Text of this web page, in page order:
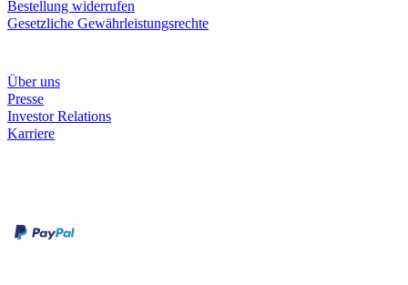
Bestellung widerrufen
Gesetzliche Gewährleistungsrechte
Über uns
Presse
Investor Relations
Karriere